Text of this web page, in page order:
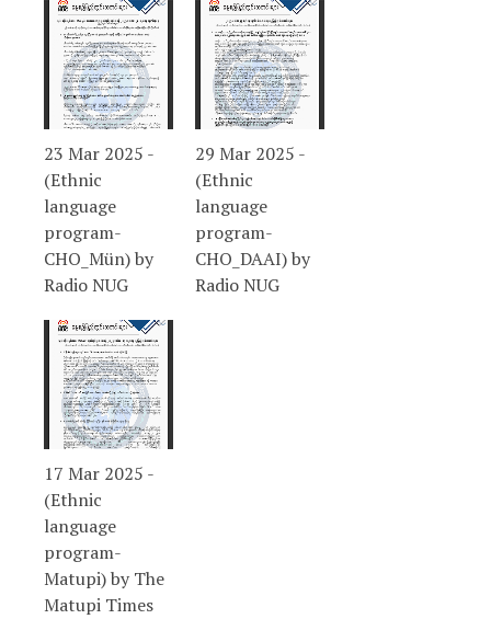
23 Mar 2025 -
(Ethnic
language
program-
CHO_Mün) by
Radio NUG
29 Mar 2025 -
(Ethnic
language
program-
CHO_DAAI) by
Radio NUG
17 Mar 2025 -
(Ethnic
language
program-
Matupi) by The
Matupi Times